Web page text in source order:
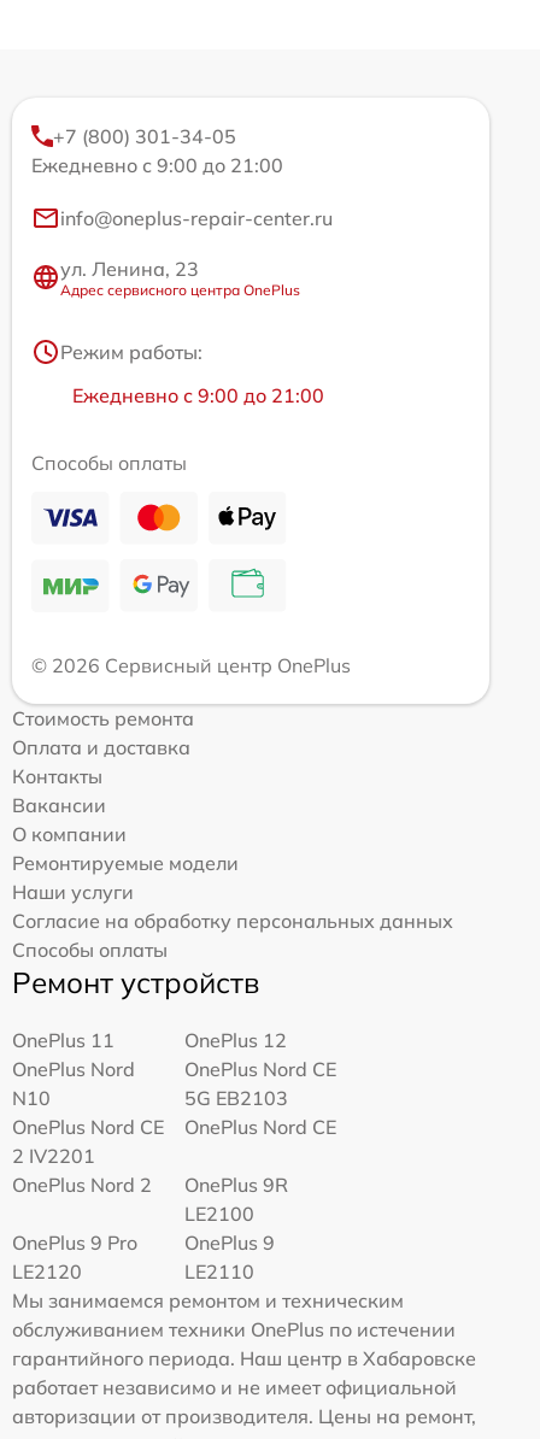
+7 (800) 301-34-05
Ежедневно с 9:00 до 21:00
info@oneplus-repair-center.ru
ул. Ленина, 23
Адрес сервисного центра OnePlus
Режим работы:
Ежедневно с 9:00 до 21:00
Способы оплаты
© 2026 Сервисный центр OnePlus
Стоимость ремонта
Оплата и доставка
Контакты
Вакансии
О компании
Ремонтируемые модели
Наши услуги
Согласие на обработку персональных данных
Способы оплаты
Ремонт устройств
OnePlus 11
OnePlus 12
OnePlus Nord
N10
OnePlus Nord CE
5G EB2103
OnePlus Nord CE
2 IV2201
OnePlus Nord CE
OnePlus Nord 2
OnePlus 9R
LE2100
OnePlus 9 Pro
LE2120
OnePlus 9
LE2110
Мы занимаемся ремонтом и техническим
обслуживанием техники OnePlus по истечении
гарантийного периода. Наш центр в Хабаровске
работает независимо и не имеет официальной
авторизации от производителя. Цены на ремонт,